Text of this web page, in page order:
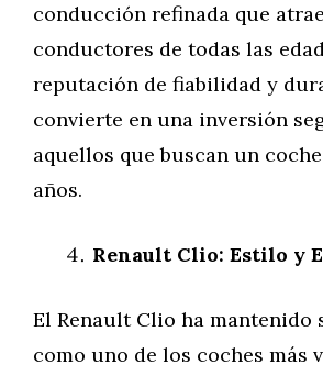
conducción refinada que
conductores de todas las
reputación de fiabilidad y
convierte en una inversión
aquellos que buscan un
años.
Renault Clio: Estilo y
El Renault Clio ha mantenido
como uno de los coches más